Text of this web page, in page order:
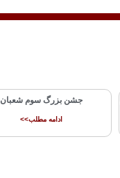
جشن بزرگ سوم شعبان
ادامه مطلب>>